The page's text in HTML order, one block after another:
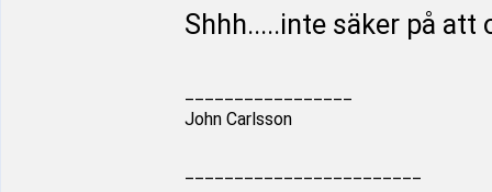
Shhh.....inte säker på
John Carlsson